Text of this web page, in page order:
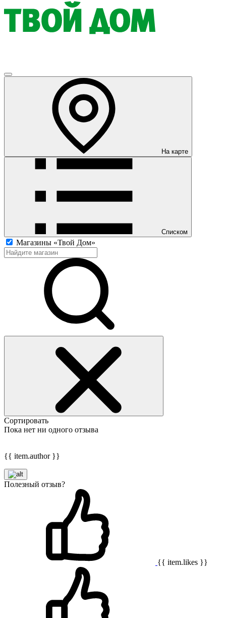
На карте
Списком
Магазины «Твой Дом»
Сортировать
Пока нет ни одного отзыва
{{ item.author }}
Полезный отзыв?
{{ item.likes }}